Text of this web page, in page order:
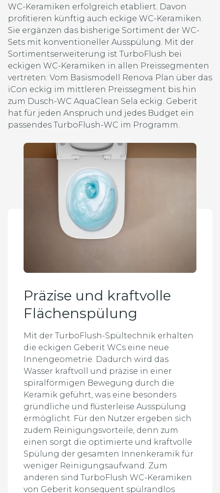
WC-Keramiken erfolgreich etabliert. Davon
profitieren künftig auch eckige WC-Keramiken.
Sie ergänzen das bisherige Sortiment der WC-
Sets mit konventioneller Ausspülung. Mit der
Sortimentserweiterung ist TurboFlush bei
eckigen WC-Keramiken in allen Preissegmenten
vertreten: Vom Basismodell Renova Plan über das
iCon eckig im mittleren Preissegment bis hin
zum Dusch-WC AquaClean Sela eckig. Geberit
hat für jeden Anspruch und jedes Budget ein
passendes TurboFlush-WC im Programm.
Präzise und kraftvolle
Flächenspülung
Mit der TurboFlush-Spültechnik erhalten
die eckigen Geberit WCs eine neue
Innengeometrie. Dadurch wird das
Wasser kraftvoll und präzise in einer
spiralförmigen Bewegung durch die
Keramik geführt, was eine besonders
gründliche und flüsterleise Ausspülung
ermöglicht. Für den Nutzer ergeben sich
zudem Reinigungsvorteile, denn zum
einen sorgt die optimierte und kraftvolle
Spülung der gesamten Innenkeramik für
weniger Reinigungsaufwand. Zum
anderen sind TurboFlush WC-Keramiken
von Geberit konsequent spülrandlos